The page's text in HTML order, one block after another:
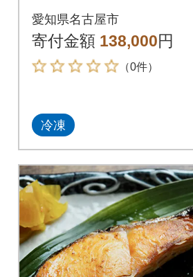
愛知県名古屋市
寄付金額 138,000円
（0件）
冷凍